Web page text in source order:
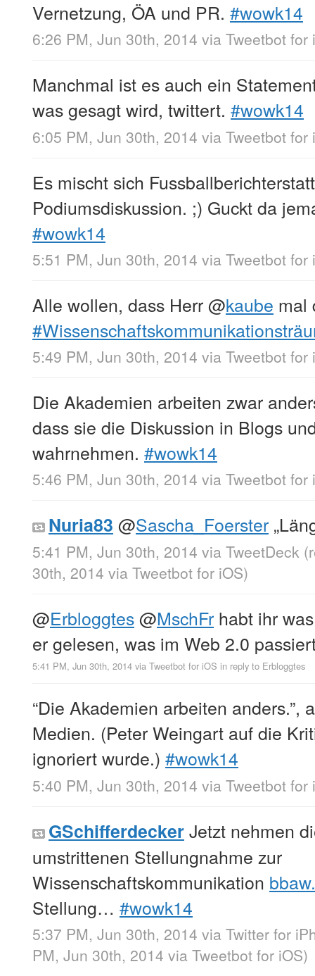
Vernetzung, ÖA und PR. #wowk14
6:26 PM, Jun 30th, 2014 via Tweetbot for
Manchmal ist es auch ein
was gesagt wird, twittert. #wowk14
6:05 PM, Jun 30th, 2014 via Tweetbot for
Es mischt sich
Podiumsdiskussion. ;) Guckt da
#wowk14
5:51 PM, Jun 30th, 2014 via Tweetbot for
Alle wollen, dass Herr@kaube mal
5:49 PM, Jun 30th, 2014 via Tweetbot for
Die Akademien arbeiten zwar
dass sie die Diskussion in Blogs
wahrnehmen. #wowk14
5:46 PM, Jun 30th, 2014 via Tweetbot for
Nuria83 @Sascha_Foerster
5:41 PM, Jun 30th, 2014 via TweetDeck
30th, 2014 via Tweetbot for iΟS)
@Erbloggtes@MschFr habt ihr
er gelesen, was im Web 2.0
5:41 PM, Jun 30th, 2014 via Tweetbot for iΟS in reply to Erbloggtes
“Die Akademien arbeiten anders.”,
Medien. (Peter Weingart auf die
ignoriert wurde.) #wowk14
5:40 PM, Jun 30th, 2014 via Tweetbot for
GSchifferdeckerJetzt nehmen
umstrittenen Stellungnahme zur
Wissenschaftskommunikation
Stellung… #wowk14
5:37 PM, Jun 30th, 2014 via Twitter for
PM, Jun 30th, 2014 via Tweetbot for iΟS)